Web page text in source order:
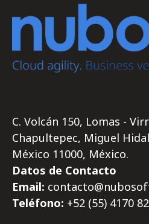
C. Volcán 150, Lomas -
Chapultepec, Miguel
México 11000, México.
Datos de Contacto
Email:
Teléfono: +52 (55) 4170